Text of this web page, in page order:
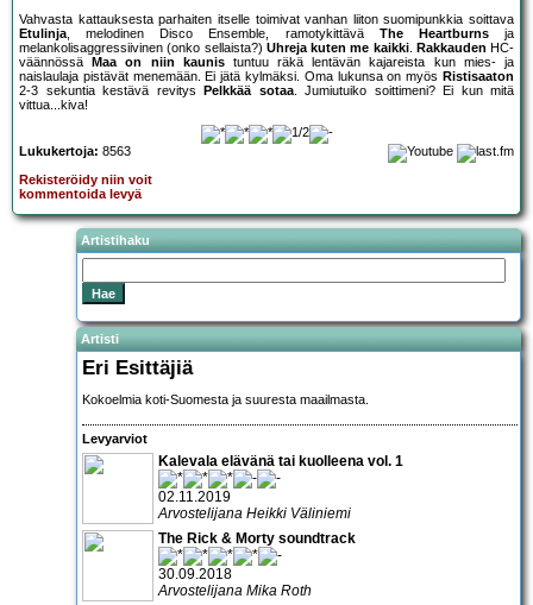
Vahvasta kattauksesta parhaiten itselle toimivat vanhan liiton suomipunkkia soittava
Etulinja, melodinen Disco Ensemble, ramotykittävä The Heartburnsja
melankolisaggressiivinen (onko sellaista?) Uhreja kuten me kaikki. Rakkauden HC-
väännössä
Maa on niin kaunistuntuu räkä lentävän kajareista kun mies- ja
naislaulaja pistävät menemään. Ei jätä kylmäksi. Oma lukunsa on myös Ristisaaton
2-3 sekuntia kestävä revitys
Pelkkää sotaa. Jumiutuiko soittimeni? Ei kun mitä
vittua...kiva!
Lukukertoja: 8563
Rekisteröidy niin voit
kommentoida levyä
Artistihaku
Artisti
Eri Esittäjiä
Kokoelmia koti-Suomesta ja suuresta maailmasta.
Levyarviot
Kalevala elävänä tai kuolleena vol. 1
02.11.2019
Arvostelijana Heikki Väliniemi
The Rick & Morty soundtrack
30.09.2018
Arvostelijana Mika Roth